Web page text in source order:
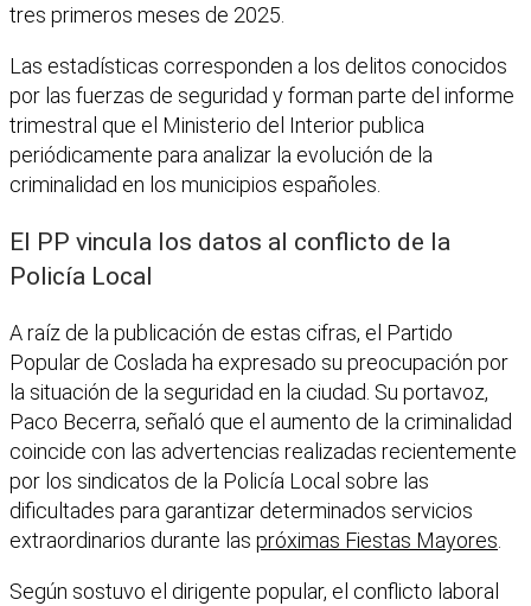
tres primeros meses de 2025.
Las estadísticas corresponden a los delitos conocidos
por las fuerzas de seguridad y forman parte del informe
trimestral que el Ministerio del Interior publica
periódicamente para analizar la evolución de la
criminalidad en los municipios españoles.
El PP vincula los datos al conflicto de la
Policía Local
A raíz de la publicación de estas cifras, el Partido
Popular de Coslada ha expresado su preocupación por
la situación de la seguridad en la ciudad. Su portavoz,
Paco Becerra, señaló que el aumento de la criminalidad
coincide con las advertencias realizadas recientemente
por los sindicatos de la Policía Local sobre las
dificultades para garantizar determinados servicios
extraordinarios durante las próximas Fiestas Mayores.
Según sostuvo el dirigente popular, el conflicto laboral